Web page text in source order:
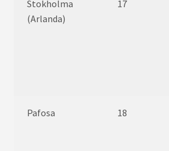
Stokholma
(Arlanda)
17
Pafosa 18